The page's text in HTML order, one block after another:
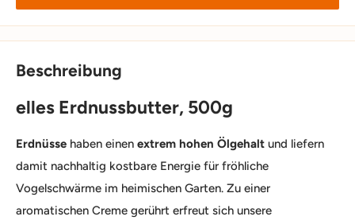
Beschreibung
elles Erdnussbutter, 500g
Erdnüsse haben einen extrem hohen Ölgehalt und liefern
damit nachhaltig kostbare Energie für fröhliche
Vogelschwärme im heimischen Garten. Zu einer
aromatischen Creme gerührt erfreut sich unsere